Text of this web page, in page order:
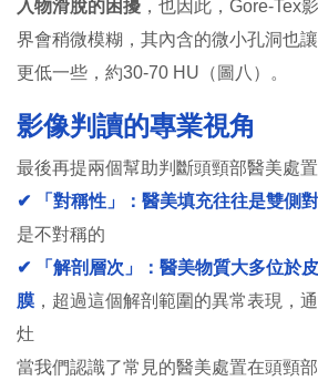
入物滑脫的困擾 ，也因此，Gore-Tex
界會稍微模糊，其內含的微小孔洞也
更低一些，約30-70 HU（圖八）。
影像判讀的專業視角
最後再提兩個幫助判斷頭頸部醫美處置
✔ 「對稱性」：醫美填充往往是雙側
是不對稱的
✔ 「解剖層次」：醫美物質大多位於
膜 ，超過這個解剖範圍的異常表現，
灶
當我們認識了常見的醫美處置在頭頸